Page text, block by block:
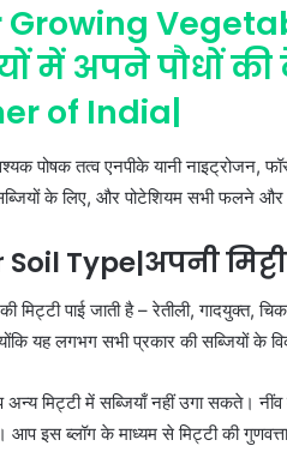
Growing
में अपने पौधों
of India|
पोषक तत्व एनपीके यानी नाइट्रोजन,
के लिए, और पोटेशियम सभी फलने और
Type|अपनी
पाई जाती है – रेतीली, गादयुक्त,
यह लगभग सभी प्रकार की सब्जियों के
मिट्टी में सब्जियाँ नहीं उगा सकते।
आप इस ब्लॉग के माध्यम से मिट्टी की